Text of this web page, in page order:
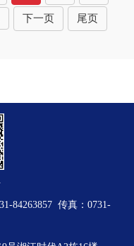
下一页 尾页
84263857 传真：0731-